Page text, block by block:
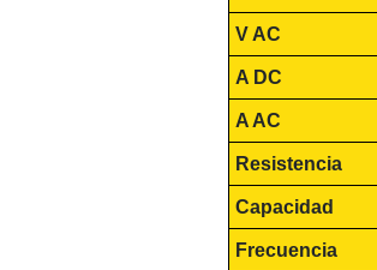
V AC
A DC
A AC
Resistencia
Capacidad
Frecuencia